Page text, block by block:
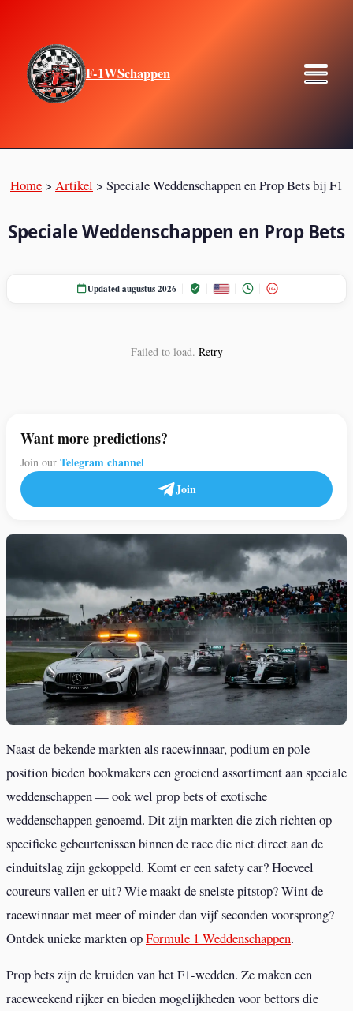
F-1WSchappen
Home > Artikel > Speciale Weddenschappen en Prop Bets bij F1
Speciale Weddenschappen en Prop Bets
Updated augustus 2026 18+
Failed to load. Retry
Want more predictions?
Join our Telegram channel
Join
Naast de bekende markten als racewinnaar, podium en pole
position bieden bookmakers een groeiend assortiment aan speciale
weddenschappen — ook wel prop bets of exotische
weddenschappen genoemd. Dit zijn markten die zich richten op
specifieke gebeurtenissen binnen de race die niet direct aan de
einduitslag zijn gekoppeld. Komt er een safety car? Hoeveel
coureurs vallen er uit? Wie maakt de snelste pitstop? Wint de
racewinnaar met meer of minder dan vijf seconden voorsprong?
Ontdek unieke markten opFormule 1 Weddenschappen.
Prop bets zijn de kruiden van het F1-wedden. Ze maken een
raceweekend rijker en bieden mogelijkheden voor bettors die